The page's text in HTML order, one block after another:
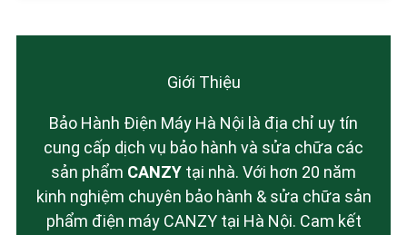
Giới Thiệu
Bảo Hành Điện Máy Hà Nội là địa chỉ uy tín
cung cấp dịch vụ bảo hành và sửa chữa các
sản phẩm CANZY tại nhà. Với hơn 20 năm
kinh nghiệm chuyên bảo hành & sửa chữa sản
phẩm điện máy CANZY tại Hà Nội. Cam kết